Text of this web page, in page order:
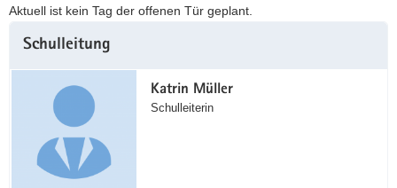
Aktuell ist kein Tag der offenen Tür geplant.
Information
Schulleitung
Katrin Müller
Schulleiterin